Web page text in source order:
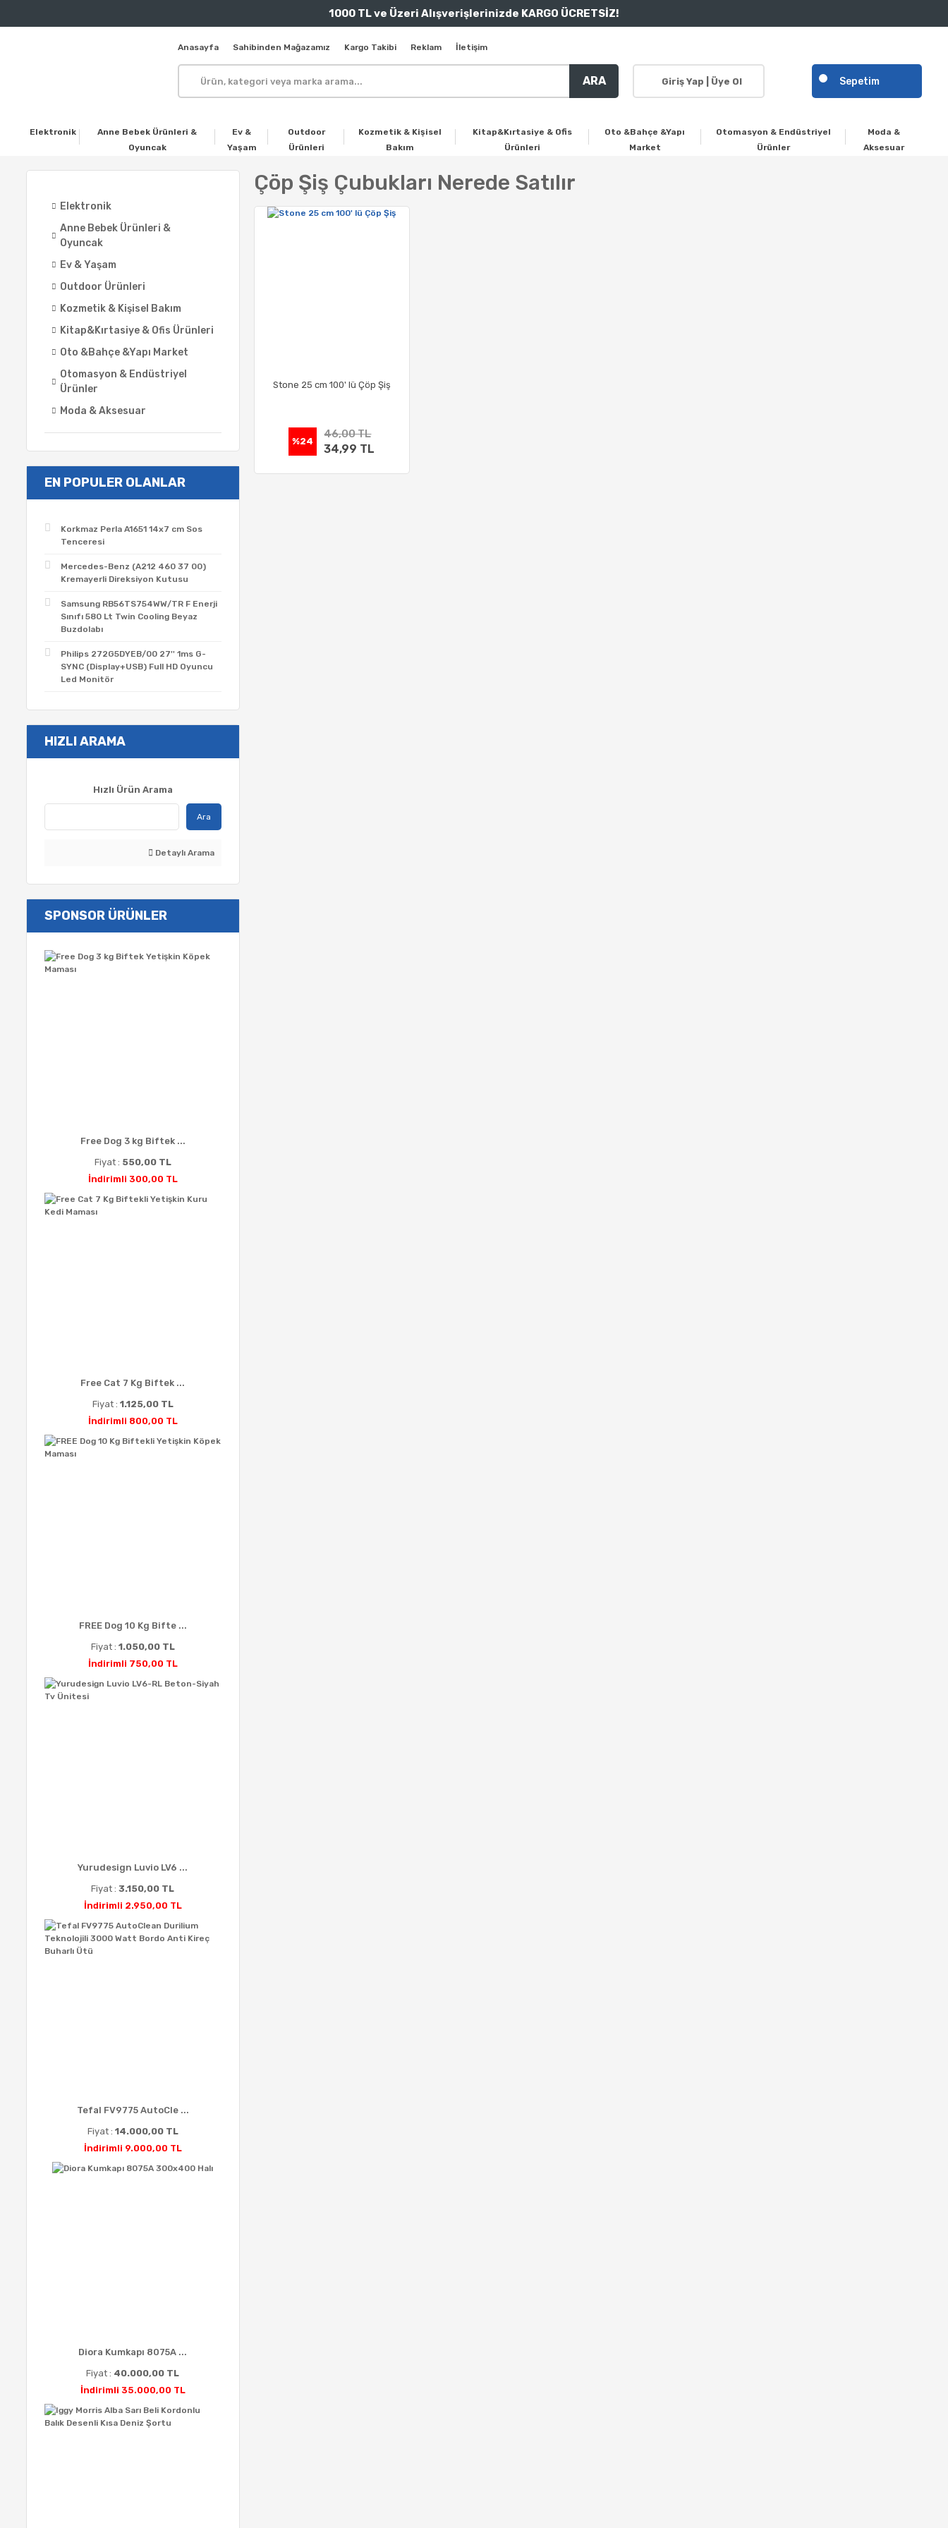
1000 TL ve Üzeri Alışverişlerinizde KARGO ÜCRETSİZ!
Anasayfa Sahibinden Mağazamız Kargo Takibi Reklam İletişim
ARA Giriş Yap | Üye Ol Sepetim
Elektronik
Anne Bebek Ürünleri &
Oyuncak
Ev &
Yaşam
Outdoor
Ürünleri
Kozmetik & Kişisel
Bakım
Kitap&Kırtasiye & Ofis
Ürünleri
Oto &Bahçe &Yapı
Market
Otomasyon & Endüstriyel
Ürünler
Moda &
Aksesuar
Elektronik
Anne Bebek Ürünleri &
Oyuncak
Ev & Yaşam
Outdoor Ürünleri
Kozmetik & Kişisel Bakım
Kitap&Kırtasiye & Ofis Ürünleri
Oto &Bahçe &Yapı Market
Otomasyon & Endüstriyel
Ürünler
Moda & Aksesuar
EN POPULER OLANLAR
Korkmaz Perla A1651 14x7 cm Sos
Tenceresi
Mercedes-Benz (A212 460 37 00)
Kremayerli Direksiyon Kutusu
Samsung RB56TS754WW/TR F Enerji
Sınıfı 580 Lt Twin Cooling Beyaz
Buzdolabı
Philips 272G5DYEB/00 27'' 1ms G-
SYNC (Display+USB) Full HD Oyuncu
Led Monitör
HIZLI ARAMA
Hızlı Ürün Arama
Ara
Detaylı Arama
SPONSOR ÜRÜNLER
Free Dog 3 kg Biftek ...
Fiyat : 550,00 TL
İndirimli 300,00 TL
Free Cat 7 Kg Biftek ...
Fiyat : 1.125,00 TL
İndirimli 800,00 TL
FREE Dog 10 Kg Bifte ...
Fiyat : 1.050,00 TL
İndirimli 750,00 TL
Yurudesign Luvio LV6 ...
Fiyat :3.150,00 TL
İndirimli 2.950,00 TL
Tefal FV9775 AutoCle ...
Fiyat : 14.000,00 TL
İndirimli 9.000,00 TL
Diora Kumkapı 8075A ...
Fiyat : 40.000,00 TL
İndirimli 35.000,00 TL
Çöp Şiş Çubukları Nerede Satılır
Stone 25 cm 100' lü Çöp Şiş
%24
46,00 TL
34,99 TL